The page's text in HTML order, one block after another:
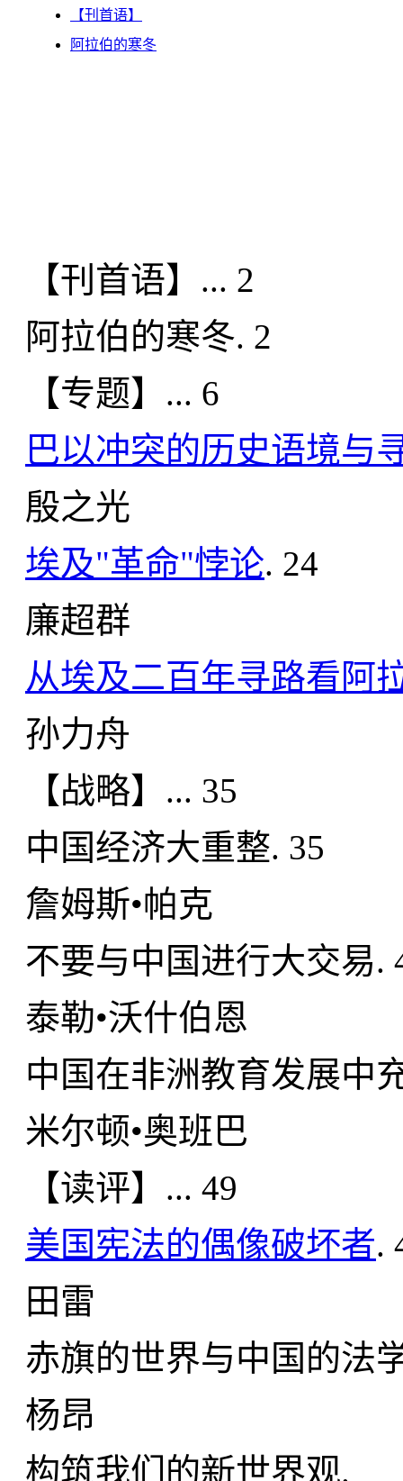
【刊首语】
阿拉伯的寒冬
【刊首语】... 2
阿拉伯的寒冬. 2
【专题】... 6
巴以冲突的历史语境与
殷之光
埃及"革命"悖论. 24
廉超群
从埃及二百年寻路看阿
孙力舟
【战略】... 35
中国经济大重整. 35
詹姆斯•帕克
不要与中国进行大交易.
泰勒•沃什伯恩
中国在非洲教育发展中
米尔顿•奥班巴
【读评】... 49
美国宪法的偶像破坏者.
田雷
赤旗的世界与中国的法
杨昂
构筑我们的新世界观.